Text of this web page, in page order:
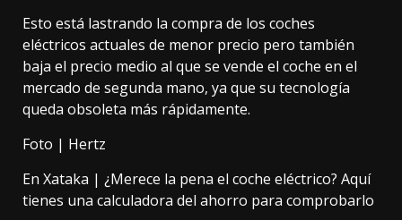
Esto está lastrando la compra de los coches
eléctricos actuales de menor precio pero también
baja el precio medio al que se vende el coche en el
mercado de segunda mano, ya que su tecnología
queda obsoleta más rápidamente.
Foto | Hertz
En Xataka | ¿Merece la pena el coche eléctrico? Aquí
tienes una calculadora del ahorro para comprobarlo